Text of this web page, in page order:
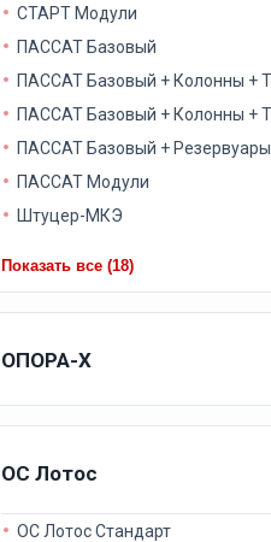
СТАРТ Модули
ПАССАТ Базовый
ПАССАТ Базовый + Колонны +
ПАССАТ Базовый + Колонны +
ПАССАТ Базовый +
ПАССАТ Модули
Штуцер-МКЭ
Показать все (18)
ОПОРА-X
ОС Лотос
ОС Лотос Стандарт